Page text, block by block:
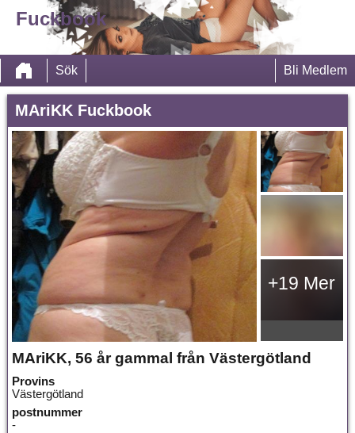
Fuckbook
Sök Bli Medlem
MAriKK Fuckbook
+19 Mer
MAriKK, 56 år gammal från Västergötland
Provins
Västergötland
postnummer
-